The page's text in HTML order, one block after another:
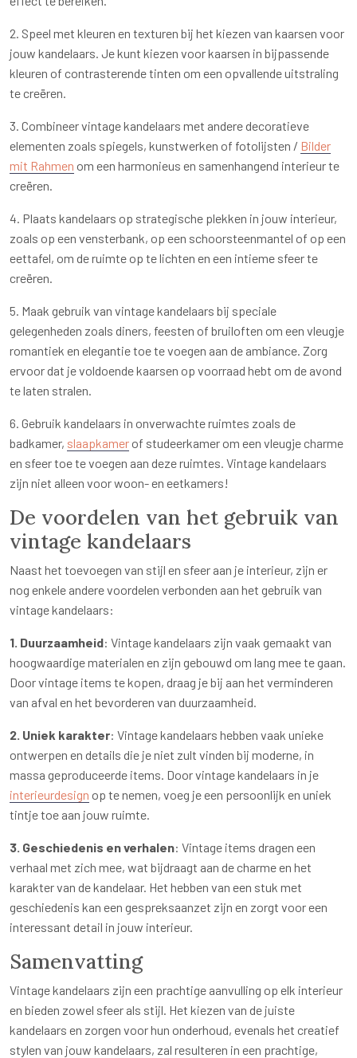
2. Speel met kleuren en texturen bij het kiezen van kaarsen voor
jouw kandelaars. Je kunt kiezen voor kaarsen in bijpassende
kleuren of contrasterende tinten om een opvallende uitstraling
te creëren.
3. Combineer vintage kandelaars met andere decoratieve
elementen zoals spiegels, kunstwerken of fotolijsten / Bilder
mit Rahmen om een harmonieus en samenhangend interieur te
creëren.
4. Plaats kandelaars op strategische plekken in jouw interieur,
zoals op een vensterbank, op een schoorsteenmantel of op een
eettafel, om de ruimte op te lichten en een intieme sfeer te
creëren.
5. Maak gebruik van vintage kandelaars bij speciale
gelegenheden zoals diners, feesten of bruiloften om een vleugje
romantiek en elegantie toe te voegen aan de ambiance. Zorg
ervoor dat je voldoende kaarsen op voorraad hebt om de avond
te laten stralen.
6. Gebruik kandelaars in onverwachte ruimtes zoals de
badkamer, slaapkamer of studeerkamer om een vleugje charme
en sfeer toe te voegen aan deze ruimtes. Vintage kandelaars
zijn niet alleen voor woon- en eetkamers!
De voordelen van het gebruik van
vintage kandelaars
Naast het toevoegen van stijl en sfeer aan je interieur, zijn er
nog enkele andere voordelen verbonden aan het gebruik van
vintage kandelaars:
1. Duurzaamheid: Vintage kandelaars zijn vaak gemaakt van
hoogwaardige materialen en zijn gebouwd om lang mee te gaan.
Door vintage items te kopen, draag je bij aan het verminderen
van afval en het bevorderen van duurzaamheid.
2. Uniek karakter: Vintage kandelaars hebben vaak unieke
ontwerpen en details die je niet zult vinden bij moderne, in
massa geproduceerde items. Door vintage kandelaars in je
interieurdesign op te nemen, voeg je een persoonlijk en uniek
tintje toe aan jouw ruimte.
3. Geschiedenis en verhalen: Vintage items dragen een
verhaal met zich mee, wat bijdraagt aan de charme en het
karakter van de kandelaar. Het hebben van een stuk met
geschiedenis kan een gespreksaanzet zijn en zorgt voor een
interessant detail in jouw interieur.
Samenvatting
Vintage kandelaars zijn een prachtige aanvulling op elk interieur
en bieden zowel sfeer als stijl. Het kiezen van de juiste
kandelaars en zorgen voor hun onderhoud, evenals het creatief
stylen van jouw kandelaars, zal resulteren in een prachtige,